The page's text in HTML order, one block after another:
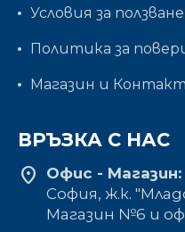
Условия за ползване
Политика за
Магазин и
ВРЪЗКА С НАС
location_on
Офис - Магазин:
София, ж.к.
Mагазин №6 и